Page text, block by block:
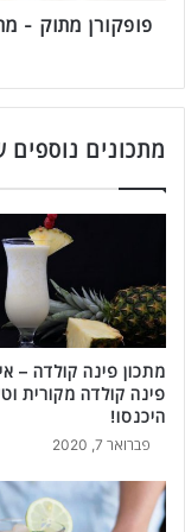
י
מ
'
י
נ
ו
ב
י
ט
ע
כ
ן
נ
ת
פ
ו
פ
ק
ן
מ
פופקורן מתוק -
מתכונים נוספים
מתכון פינה קולדה –
פינה קולדה מקורית
היכנסו!
פברואר 7, 2020